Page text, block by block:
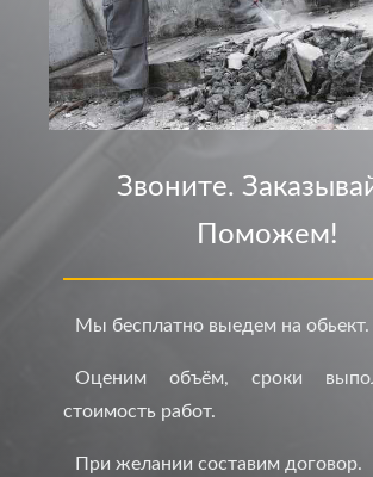
Звоните.
Поможем!
Мы бесплатно выедем на обьект.
Оценим объём, сроки
стоимость работ.
При желании составим договор.